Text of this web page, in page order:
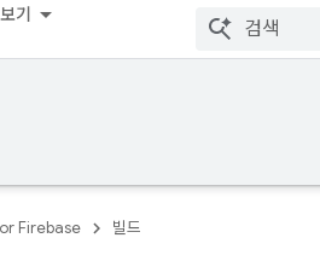
기
Firebase 빌드